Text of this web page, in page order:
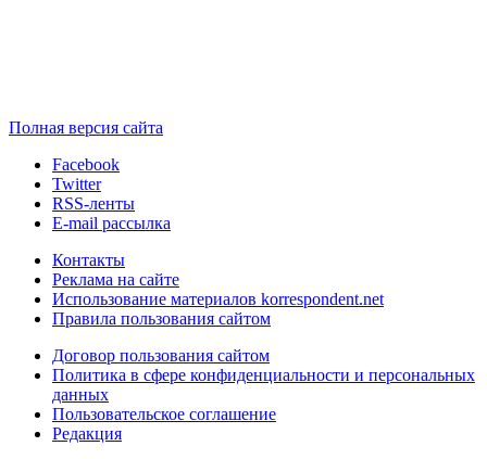
Полная версия сайта
Facebook
Twitter
RSS-ленты
E-mail рассылка
Контакты
Реклама на сайте
Использование материалов korrespondent.net
Правила пользования сайтом
Договор пользования сайтом
Политика в сфере конфиденциальности и персональных
данных
Пользовательское соглашение
Редакция